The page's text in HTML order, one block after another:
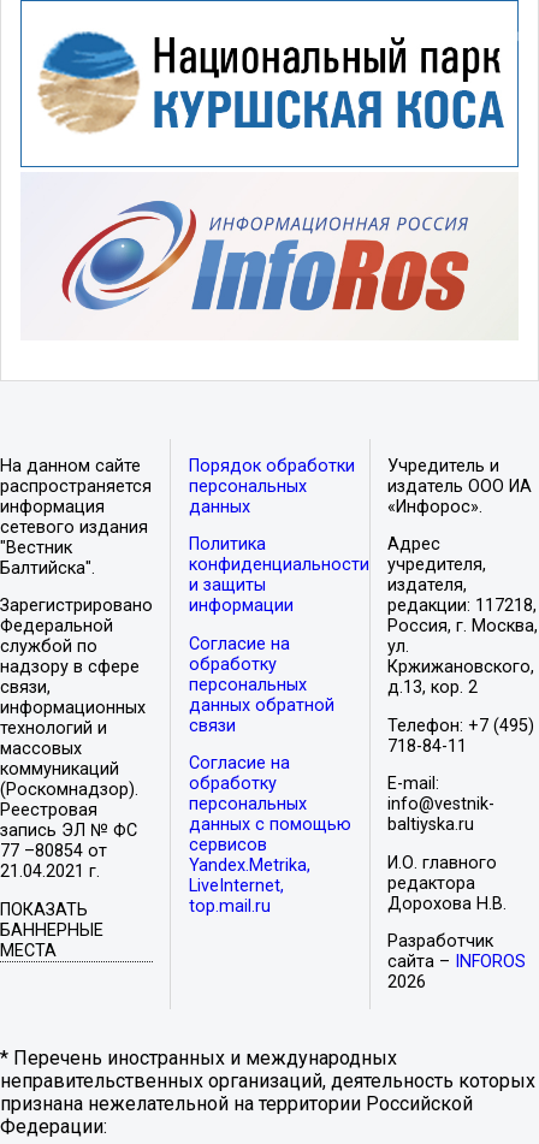
На данном сайте
распространяется
информация
сетевого издания
"Вестник
Балтийска".
Зарегистрировано
Федеральной
службой по
надзору в сфере
связи,
информационных
технологий и
массовых
коммуникаций
(Роскомнадзор).
Реестровая
запись ЭЛ № ФС
77 –80854 от
21.04.2021 г.
ПОКАЗАТЬ
БАННЕРНЫЕ
МЕСТА
Порядок обработки
персональных
данных
Политика
конфиденциальности
и защиты
информации
Согласие на
обработку
персональных
данных обратной
связи
Согласие на
обработку
персональных
данных с помощью
сервисов
Yandex.Metrika,
LiveInternet,
top.mail.ru
Учредитель и
издатель ООО ИА
«Инфорос».
Адрес
учредителя,
издателя,
редакции: 117218,
Россия, г. Москва,
ул.
Кржижановского,
д.13, кор. 2
Телефон: +7 (495)
718-84-11
E-mail:
info@vestnik-
baltiyska.ru
И.О. главного
редактора
Дорохова Н.В.
Разработчик
сайта –
INFOROS
2026
* Перечень иностранных и международных
неправительственных организаций, деятельность которых
признана нежелательной на территории Российской
Федерации: